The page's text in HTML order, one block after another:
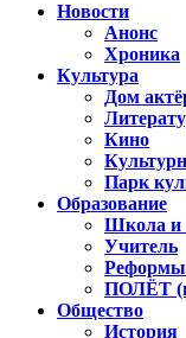
Новости
Анонс
Хроника
Культура
Дом
Кино
Парк
Образование
Школа и
Учитель
Реформы
ПОЛЁТ
Общество
История